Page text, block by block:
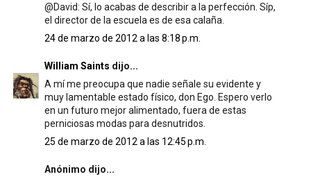
@David: Sí, lo acabas de describir a la perfección. Síp,
el director de la escuela es de esa calaña.
24 de marzo de 2012 a las 8:18 p.m.
William Saints dijo...
A mí me preocupa que nadie señale su evidente y
muy lamentable estado físico, don Ego. Espero verlo
en un futuro mejor alimentado, fuera de estas
perniciosas modas para desnutridos.
25 de marzo de 2012 a las 12:45 p.m.
Anónimo dijo...